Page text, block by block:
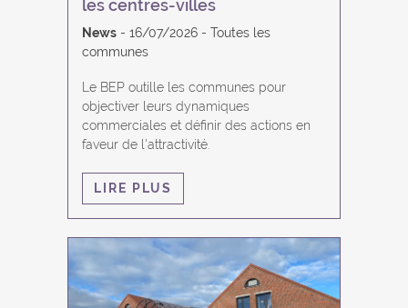
les centres-villes
News 16/07/2026
Toutes les
communes
Le BEP outille les communes pour
objectiver leurs dynamiques
commerciales et définir des actions en
faveur de l'attractivité.
LIRE PLUS